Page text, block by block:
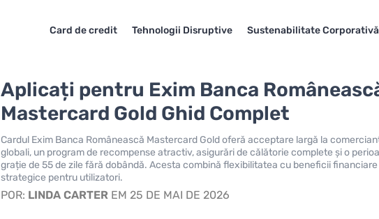
Card de credit Tehnologii Disruptive Sustenabilitate Corporativă
Aplicați pentru Exim Banca
Mastercard Gold Ghid Complet
Cardul Exim Banca Românească Mastercard Gold oferă acceptare largă la
globali, un program de recompense atractiv, asigurări de călătorie complete și o
grație de 55 de zile fără dobândă. Acesta combină flexibilitatea cu beneficii financiare
strategice pentru utilizatori.
POR: LINDA CARTER EM 25 DE MAI DE 2026